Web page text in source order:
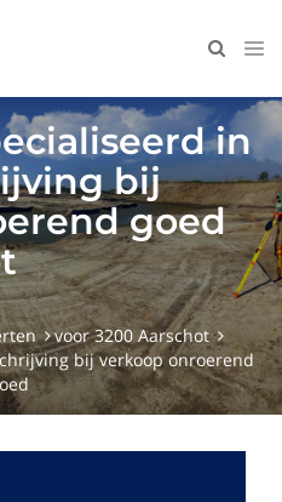
in
bij
goed
voor 3200 Aarschot
bij verkoop onroerend